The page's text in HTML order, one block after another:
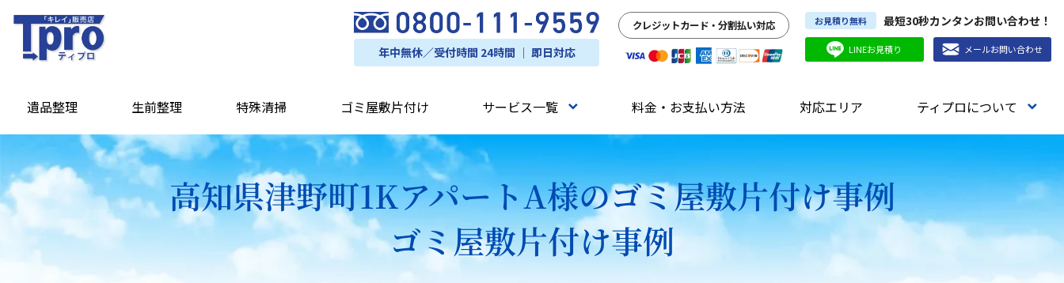
年中無休／受付時間 24時間 ｜ 即日対応
クレジットカード・分割払い対応 お見積り無料 最短30秒カンタンお問い合わせ！
LINEお見積り メールお問い合わせ
遺品整理 生前整理 特殊清掃 ゴミ屋敷片付け サービス一覧 料金・お支払い方法 対応エリア ティプロについて
高知県津野町1KアパートA様のゴミ屋敷片付け事例
ゴミ屋敷片付け事例